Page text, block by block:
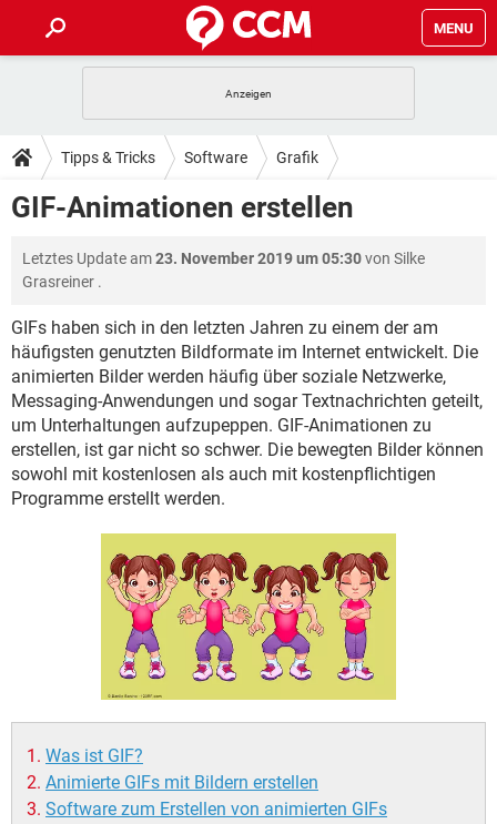
MENU
ANDROID IOS
WINDOWS 10 INSTAGRAM
FACEBOOK
TIPPS & TRICKS
SPIELE STREAMING
ANDROID IOS
WINDOWS 10 INSTAGRAM
FACEBOOK HARDWARE
DOWNLOADS
ANDROID
WHATSAPP TIKTOK
FACEBOOK HARDWARE
FORUM
ANDROID IOS
WINDOWS 10 INSTAGRAM
WHATSAPP TIKTOK
FACEBOOK HARDWARE
SPIELE STREAMING
ANDROID
WINDOWS 10 INSTAGRAM
WHATSAPP TIKTOK
FACEBOOK
Tipps & Tricks Software Grafik
GIF-Animationen erstellen
Letztes Update am23. November 2019 um 05:30von Silke
Grasreiner .
GIFs haben sich in den letzten Jahren zu einem der am
häufigsten genutzten Bildformate im Internet entwickelt. Die
animierten Bilder werden häufig über soziale Netzwerke,
Messaging-Anwendungen und sogar Textnachrichten geteilt,
um Unterhaltungen aufzupeppen. GIF-Animationen zu
erstellen, ist gar nicht so schwer. Die bewegten Bilder können
sowohl mit kostenlosen als auch mit kostenpflichtigen
Programme erstellt werden.
Was ist GIF?
Animierte GIFs mit Bildern erstellen
Software zum Erstellen von animierten GIFs